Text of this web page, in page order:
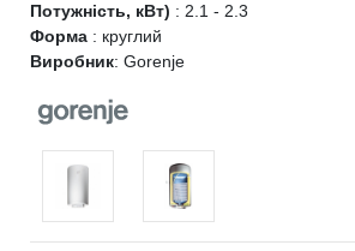
Потужність, кВт) : 2.1 - 2.3
Форма : круглий
Виробник: Gorenje